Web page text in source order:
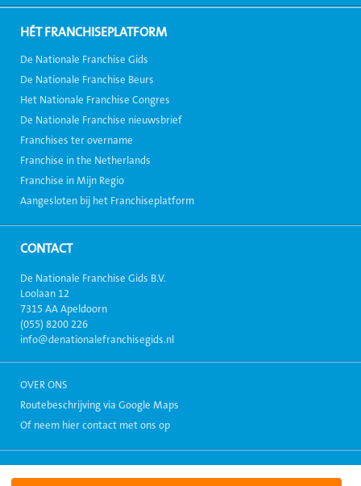
HÉT FRANCHISEPLATFORM
De Nationale Franchise Gids
De Nationale Franchise Beurs
Het Nationale Franchise Congres
De Nationale Franchise nieuwsbrief
Franchises ter overname
Franchise in the Netherlands
Franchise in Mijn Regio
Aangesloten bij het Franchiseplatform
CONTACT
De Nationale Franchise Gids B.V.
Loolaan 12
7315 AA Apeldoorn
(055) 8200 226
info@denationalefranchisegids.nl
OVER ONS
Routebeschrijving via Google Maps
Of neem hier contact met ons op